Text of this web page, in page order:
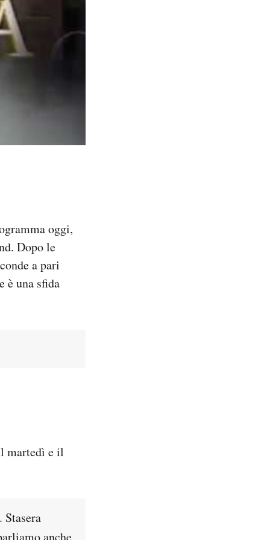
oggi,
Dopo le
a pari
è una sfida
martedì e il